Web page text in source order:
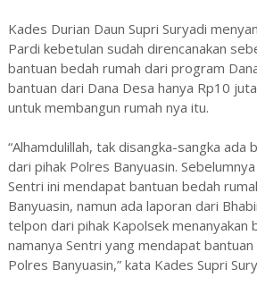
Kades Durian Daun Supri Suryadi
Pardi kebetulan sudah direncanakan
bantuan bedah rumah dari program
bantuan dari Dana Desa hanya Rp10
untuk membangun rumah nya itu.
“Alhamdulillah, tak disangka-sangka ada
dari pihak Polres Banyuasin.
Sentri ini mendapat bantuan bedah
Banyuasin, namun ada laporan dari
telpon dari pihak Kapolsek menanyakan
namanya Sentri yang mendapat
Polres Banyuasin,” kata Kades Supri